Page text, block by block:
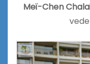
Meï-Chen